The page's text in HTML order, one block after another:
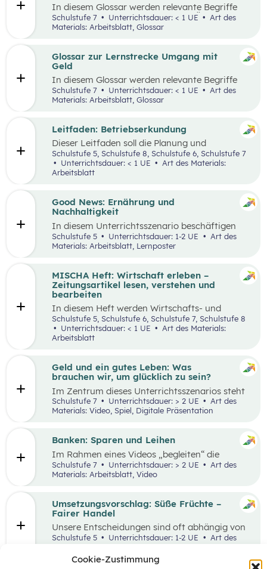
Cookie-Zustimmung
In diesem Glossar werden relevante Begriffe
zum Thema „Wirtschaftsstandort Österreich“
erklärt. Zusätzlich gibt es Arbeitsblätter zu
ausgewählten Begriffen.
Schulstufe 7 Unterrichtsdauer: < 1 UE
Materials: Arbeitsblatt, Glossar
Glossar zur Lernstrecke Umgang mit
Geld
In diesem Glossar werden relevante Begriffe
zum Thema „Geld“ erklärt. Zusätzlich gibt es
Arbeitsblätter zu ausgewählten Begriffen.
Schulstufe 7 Unterrichtsdauer: < 1 UE
Materials: Arbeitsblatt, Glossar
Leitfaden: Betriebserkundung
Dieser Leitfaden soll die Planung und
Durchführung von Betriebserkundungen
erleichtern. Im Zuge dieses Leitfadens werden
Leitfragen zu folgenden Schwerpunkten
Betriebserkundung.
Schulstufe 5, Schulstufe 8, Schulstufe 6, Schulstufe 7
Unterrichtsdauer: < 1 UE
Art des Materials:
Arbeitsblatt
Good News: Ernährung und
Nachhaltigkeit
In diesem Unterrichtsszenario beschäftigen
sich die Schüler:innen mit positiven
Nachrichten und Beispielen aus dem
Themenbereich „Ernährung und
Handlungsoptionen für den Alltag offenzulegen,
zu diskutieren und in einer abschließenden
Portfolioaufgabe kreativ zu bearbeiten.
Schulstufe 5 Unterrichtsdauer: 1-2 UE
Materials: Arbeitsblatt, Lernposter
MISCHA Heft: Wirtschaft erleben –
Zeitungsartikel lesen, verstehen und
bearbeiten
In diesem Heft werden Wirtschafts- und
Lesekompetenz miteinander verknüpft.Schulstufe 5, Schulstufe 6, Schulstufe 7, Schulstufe 8
Unterrichtsdauer: < 1 UE
Arbeitsblatt
Geld und ein gutes Leben: Was
brauchen wir, um glücklich zu sein?
Im Zentrum dieses Unterrichtsszenarios steht
das Planspiel „Nervus Rerum“, welches den
finanziellen Spielraum als Faktor für ein gutes
Zusammenhang zwischen Geld und einem
guten Leben bewerten.
Schulstufe 7 Unterrichtsdauer: > 2 UE
Art des
Materials: Video, Spiel, Digitale Präsentation
Banken: Sparen und Leihen
Im Rahmen eines Videos „begleiten“ die
Schüler:innen eine jugendliche Person bei der
Erledigung alltäglicher Bankgeschäfte und
bekommen so einen ersten Überblick, welche
anschließenden Laufdiktat wird das erworbene
Wissen gefestigt.
Schulstufe 7 Unterrichtsdauer: > 2 UE
Materials: Arbeitsblatt, Video
Umsetzungsvorschlag: Süße Früchte –
Fairer Handel
Unsere Entscheidungen sind oft abhängig von
Entscheidungen, die andere Menschen davor
getroffen haben. Wenn wir zum Beispiel
einkaufen gehen, können wir nur Waren
kaufen, die auch Unternehmen vorher
Schulstufe 5 Unterrichtsdauer: 1-2 UE
Art des
Materials: